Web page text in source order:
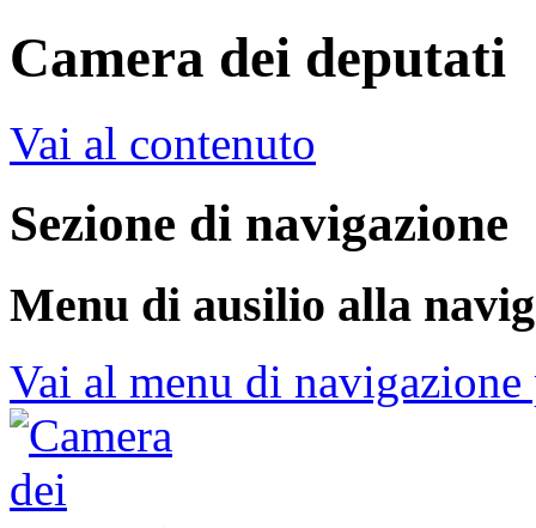
Camera dei deputati
Vai al contenuto
Sezione di navigazione
Menu di ausilio alla
Vai al menu di